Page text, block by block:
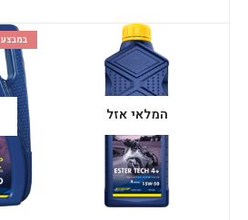
המלאי אזל
במבצע